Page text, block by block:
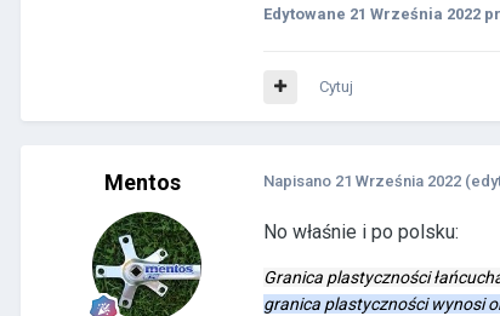
Edytowane 21 Września 2022
Cytuj
Mentos Napisano 21 Września 2022
No właśnie i po polsku:
Granica plastyczności
granica plastyczności wynosi